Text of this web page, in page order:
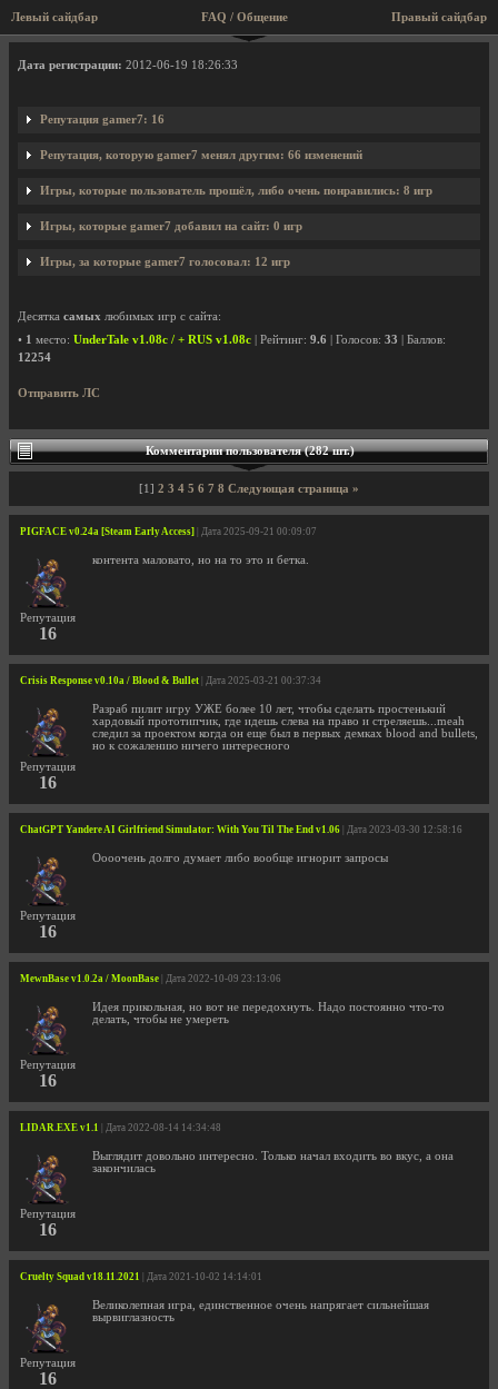
Левый сайдбар Правый сайдбар
FAQ / Общение
Профиль пользователя gamer7
Дата регистрации: 2012-06-19 18:26:33
Репутация gamer7: 16
Репутация, которую gamer7 менял другим: 66 изменений
Игры, которые пользователь прошёл, либо очень понравились: 8 игр
Игры, которые gamer7 добавил на сайт: 0 игр
Игры, за которые gamer7 голосовал: 12 игр
Десятка самых любимых игр с сайта:
• 1 место: UnderTale v1.08c / + RUS v1.08c | Рейтинг: 9.6 | Голосов: 33 | Баллов:
12254
Отправить ЛС
Комментарии пользователя (282 шт.)
[1] 2 3 4 5 6 7 8 Следующая страница »
PIGFACE v0.24a [Steam Early Access] | Дата 2025-09-21 00:09:07
Репутация
16
контента маловато, но на то это и бетка.
Crisis Response v0.10a / Blood & Bullet | Дата 2025-03-21 00:37:34
Репутация
16
Разраб пилит игру УЖЕ более 10 лет, чтобы сделать простенький
хардовый прототипчик, где идешь слева на право и стреляешь...meah
следил за проектом когда он еще был в первых демках blood and bullets,
но к сожалению ничего интересного
ChatGPT Yandere AI Girlfriend Simulator: With You Til The End v1.06 | Дата 2023-03-30 12:58:16
Репутация
16
Оооочень долго думает либо вообще игнорит запросы
MewnBase v1.0.2a / MoonBase | Дата 2022-10-09 23:13:06
Репутация
16
Идея прикольная, но вот не передохнуть. Надо постоянно что-то
делать, чтобы не умереть
LIDAR.EXE v1.1 | Дата 2022-08-14 14:34:48
Репутация
16
Выглядит довольно интересно. Только начал входить во вкус, а она
закончилась
Cruelty Squad v18.11.2021 | Дата 2021-10-02 14:14:01
Репутация
16
Великолепная игра, единственное очень напрягает сильнейшая
вырвиглазность